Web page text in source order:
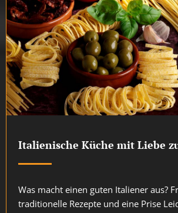
Italienische Küche mit Liebe
Was macht einen guten Italiener aus?
traditionelle Rezepte und eine Prise